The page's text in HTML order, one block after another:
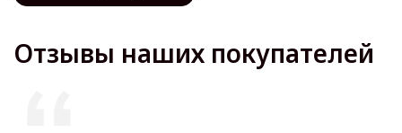
Отзывы наших покупателей